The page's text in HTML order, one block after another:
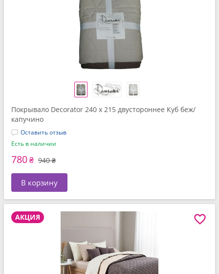
Покрывало Decorator 240 x 215 двустороннее Куб беж/
капучино
Оставить отзыв
Есть в наличии
780₴ 940 ₴
В корзину
АКЦИЯ